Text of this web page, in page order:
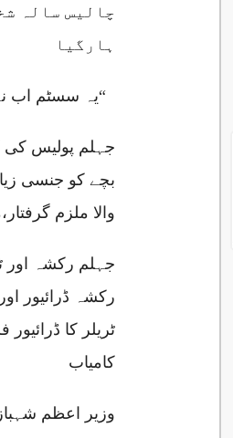
چالیس سالہ
ہارگیا
“یہ سسٹم اب
بچے کو جنسی
والا ملزم
جہلم رکشہ اور
رکشہ ڈرائیور
ٹریلر کا
کامیاب
وزیر اعظم